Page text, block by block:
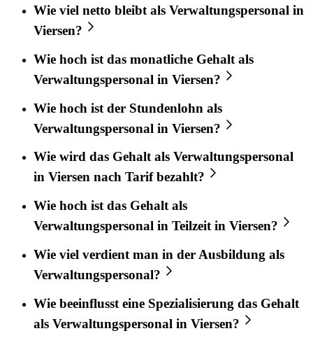
Wie viel netto bleibt als Verwaltungspersonal in
Viersen?
Wie hoch ist das monatliche Gehalt als
Verwaltungspersonal in Viersen?
Wie hoch ist der Stundenlohn als
Verwaltungspersonal in Viersen?
Wie wird das Gehalt als Verwaltungspersonal
in Viersen nach Tarif bezahlt?
Wie hoch ist das Gehalt als
Verwaltungspersonal in Teilzeit in Viersen?
Wie viel verdient man in der Ausbildung als
Verwaltungspersonal?
Wie beeinflusst eine Spezialisierung das Gehalt
als Verwaltungspersonal in Viersen?